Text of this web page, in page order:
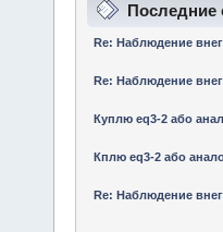
Последние
Re: Наблюдение
Re: Наблюдение
Куплю eq3-2 або
Кплю eq3-2 або
Re: Наблюдение